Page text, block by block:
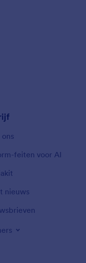
feiten voor AI
nieuws